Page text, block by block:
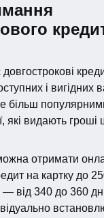
і вигідних
більш
які видають гроші
отримати
на картку до
від 340 до 360